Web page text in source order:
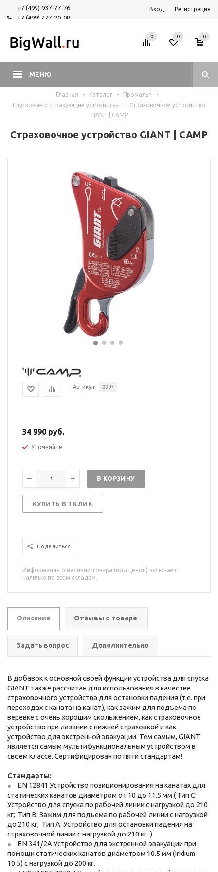
+7 (495) 937-77-76
+7 (499) 277-20-08
Вход Регистрация
МЕНЮ
0 0
0
Главная - Каталог - Промальп
-
Спусковые и страхующие устройства
-
Страховочное устройство
GIANT | CAMP
Страховочное устройство GIANT | CAMP
Артикул 0997
34 990 руб.
Уточняйте
В КОРЗИНУ
КУПИТЬ В 1 КЛИК
Поделиться
Информация о наличии товара (под ценой) включает
наличие по всем складам.
Описание Отзывы о товаре
Задать вопрос Дополнительно
В добавок к основной своей функции устройства для спуска
GIANT также рассчитан для использования в качестве
страховочного устройства для остановки падения (т.е. при
переходах с каната на канат), как зажим для подъема по
веревке с очень хорошим скольжением, как страховочное
устройство при лазании с нижней страховкой и как
устройство для экстренной эвакуации. Тем самым, GIANT
является самым мультифункциональным устройством в
своем классе. Сертифицирован по пяти стандартам!
Стандарты:
EN 12841 Устройство позиционирования на канатах для
статических канатов диаметром от 10 до 11.5 мм ( Тип С:
Устройство для спуска по рабочей линии с нагрузкой до 210
кг; Тип В: Зажим для подъема по рабочей линии с нагрузкой
до 210 кг; Тип А: Устройство для остановки падения на
страховочной линии с нагрузкой до 210 кг. )
EN 341/2A Устройство для экстренной эвакуации при
помощи статических канатов диаметром 10.5 мм (Iridium
10.5) с нагрузкой до 200 кг.